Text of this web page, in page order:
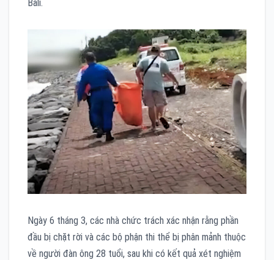
Bali.
Ngày 6 tháng 3, các nhà chức trách xác nhận rằng phần
đầu bị chặt rời và các bộ phận thi thể bị phân mảnh thuộc
về người đàn ông 28 tuổi, sau khi có kết quả xét nghiệm